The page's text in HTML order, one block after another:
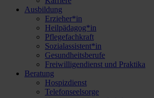
Ausbildung
Erzieher*in
Heilpädagog*in
Pflegefachkraft
Sozialassistent*in
Gesundheitsberufe
Freiwilligendienst und Praktika
Beratung
Hospizdienst
Telefonseelsorge